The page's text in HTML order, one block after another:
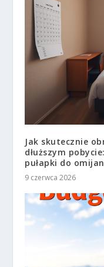
Jak skutecznie
dłuższym
pułapki do
9 czerwca 2026